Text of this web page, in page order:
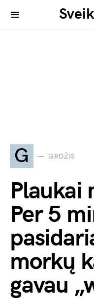
G GROŽIS
Plaukai
Per 5
morkų
gavau